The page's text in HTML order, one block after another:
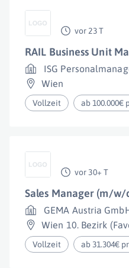
vor 23 T
RAIL Business Unit
ISG
Wien
Vollzeit ab 100.000€
vor 30+ T
Sales Manager (m/w/
GEMA Austria
Wien 10. Bezirk
Vollzeit ab 31.304€